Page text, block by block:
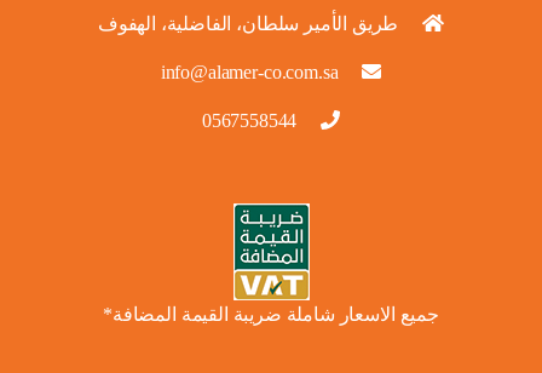
طريق الأمير سلطان، الفاضلية، الهفوف
info@alamer-co.com.sa
0567558544
جميع الاسعار شاملة ضريبة القيمة المضافة*